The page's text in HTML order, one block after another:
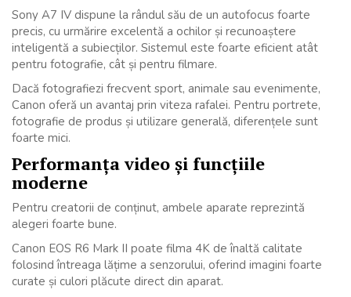
Sony A7 IV dispune la rândul său de un autofocus foarte
precis, cu urmărire excelentă a ochilor și recunoaștere
inteligentă a subiecților. Sistemul este foarte eficient atât
pentru fotografie, cât și pentru filmare.
Dacă fotografiezi frecvent sport, animale sau evenimente,
Canon oferă un avantaj prin viteza rafalei. Pentru portrete,
fotografie de produs și utilizare generală, diferențele sunt
foarte mici.
Performanța video și funcțiile
moderne
Pentru creatorii de conținut, ambele aparate reprezintă
alegeri foarte bune.
Canon EOS R6 Mark II poate filma 4K de înaltă calitate
folosind întreaga lățime a senzorului, oferind imagini foarte
curate și culori plăcute direct din aparat.